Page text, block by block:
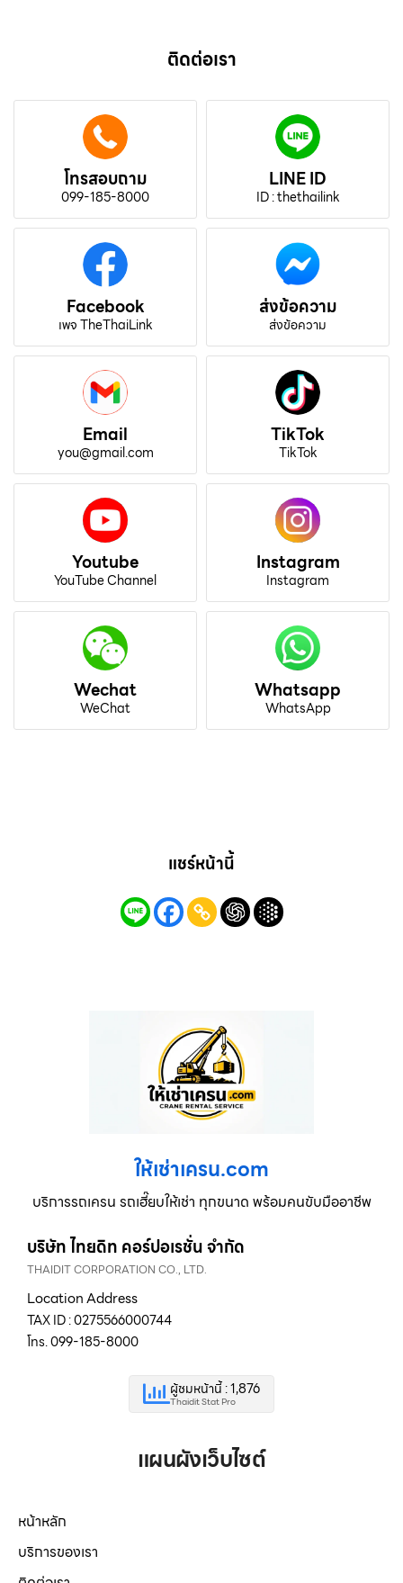
ติดต่อเรา
โทรสอบถาม
099-185-8000
LINE ID
ID : thethailink
Facebook
เพจ TheThaiLink
ส่งข้อความ
ส่งข้อความ
Email
you@gmail.com
TikTok
TikTok
Youtube
YouTube Channel
Instagram
Instagram
Wechat
WeChat
Whatsapp
WhatsApp
แชร์หน้านี้
ให้เช่าเครน.com
บริการรถเครน รถเฮี๊ยบให้เช่า ทุกขนาด พร้อมคนขับมืออาชีพ
บริษัท ไทยดิท คอร์ปอเรชั่น จำกัด
THAIDIT CORPORATION CO., LTD.
Location Address
TAX ID : 0275566000744
โทร. 099-185-8000
ผู้ชมหน้านี้ : 1,876
Thaidit Stat Pro
แผนผังเว็บไซต์
หน้าหลัก
บริการของเรา